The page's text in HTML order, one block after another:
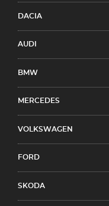
DACIA
AUDI
BMW
MERCEDES
VOLKSWAGEN
FORD
SKODA